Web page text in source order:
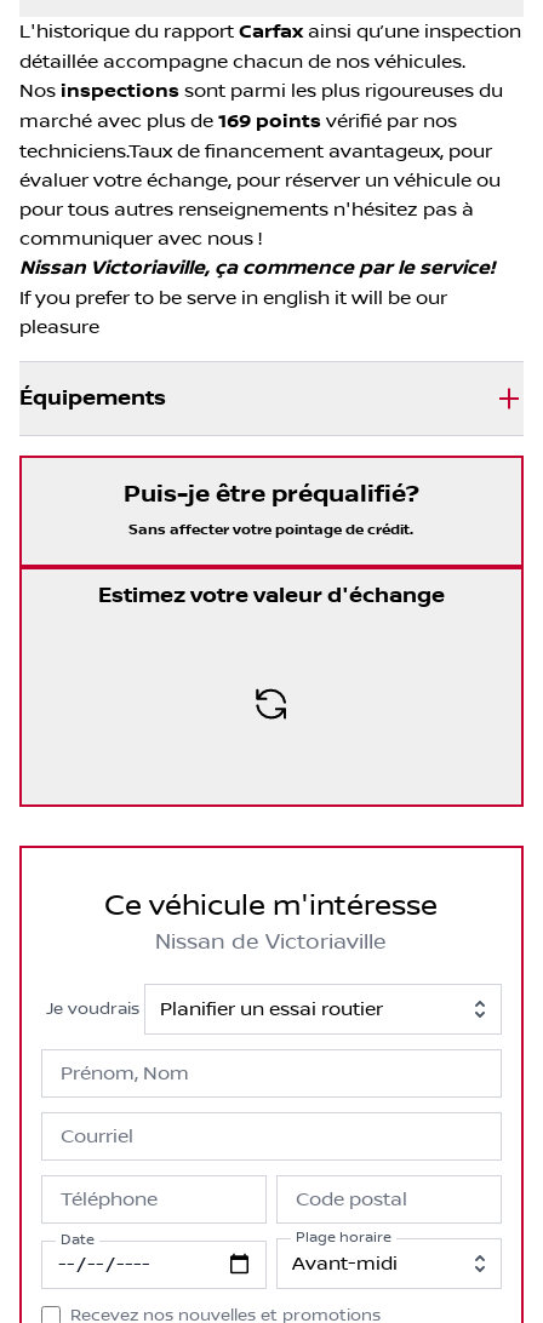
L'historique du rapport Carfaxainsi qu’une inspection
détaillée accompagne chacun de nos véhicules.
Nos inspections sont parmi les plus rigoureuses du
marché avec plus de 169 points vérifié par nos
techniciens.Taux de financement avantageux, pour
évaluer votre échange, pour réserver un véhicule ou
pour tous autres renseignements n'hésitez pas à
communiquer avec nous !
Nissan Victoriaville, ça commence par le service!
If you prefer to be serve in english it will be our
pleasure
Équipements
Ce véhicule m'intéresse
Nissan de Victoriaville
Je voudrais
Prénom, Nom
Courriel
Téléphone Code postal
Date Plage horaire
Recevez nos nouvelles et promotions
Puis-je être préqualifié?
Sans affecter votre pointage de crédit.
Estimez votre valeur d'échange